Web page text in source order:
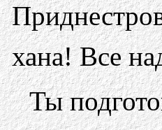
хана! Все
Ты